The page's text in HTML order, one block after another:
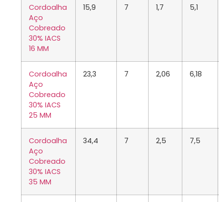
Cordoalha
Aço
Cobreado
30% IACS
16 MM
15,9 7 1,7 5,1
Cordoalha
Aço
Cobreado
30% IACS
25 MM
23,3 7 2,06 6,18
Cordoalha
Aço
Cobreado
30% IACS
35 MM
34,4 7 2,5 7,5